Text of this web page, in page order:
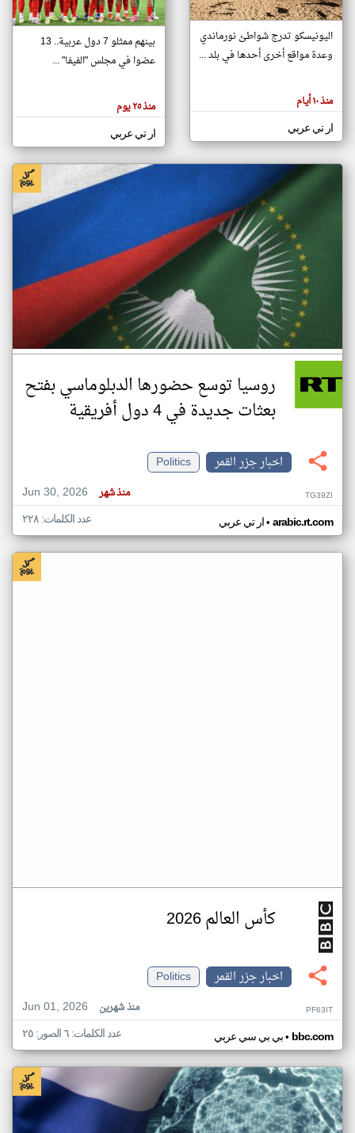
تغيير الدولة
اخبار جزر القمر على مدار الساعة
أهم اخبار جزر القمر العاجلة والمباشرة
هنا عن
وجهة
كاتبيها.
اليونيسكو تدرج شواطئ نورماندي
وعدة مواقع أخرى أحدها في بلد ...
منذ ١٠ أيام
ار تي عربي
بينهم ممثلو 7 دول عربية.. 13
عضوا في مجلس "الفيفا" ...
منذ ٢٥ يوم
ار تي عربي
روسيا توسع حضورها الدبلوماسي بفتح
بعثات جديدة في 4 دول أفريقية
اخبار جزر القمر
Politics
Jun 30, 2026
منذ شهر TG39ZI
ار تي عربي• arabic.rt.com عدد الكلمات: ٢٢٨
كأس العالم 2026
اخبار جزر القمر
Politics
Jun 01, 2026
منذ شهرين PF63IT
بي بي سي عربي• bbc.com عدد الكلمات: ٦ الصور: ٢٥
klyoum.com